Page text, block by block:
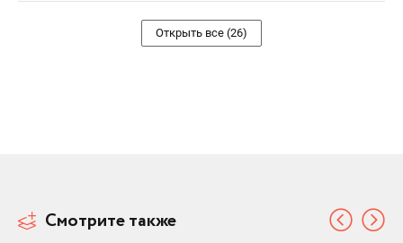
Открыть все (26)
Смотрите также